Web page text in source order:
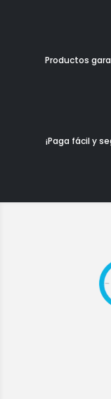
Productos
¡Paga fácil y